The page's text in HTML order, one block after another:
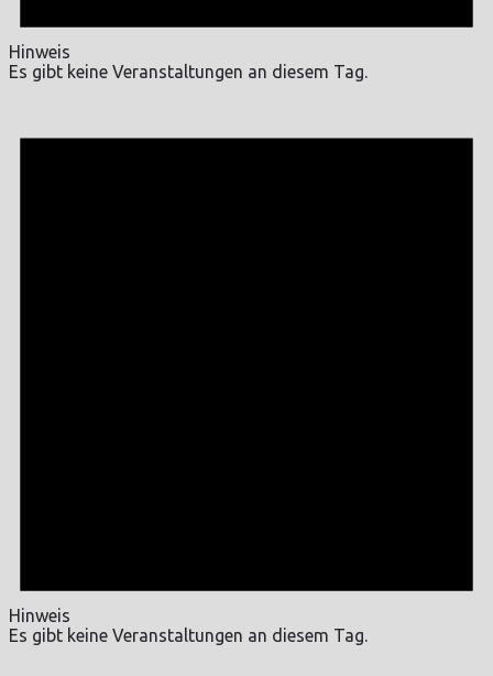
Hinweis
Es gibt keine Veranstaltungen an diesem Tag.
Hinweis
Es gibt keine Veranstaltungen an diesem Tag.